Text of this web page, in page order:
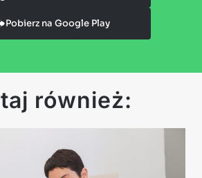
Pobierz na Google Play
również: